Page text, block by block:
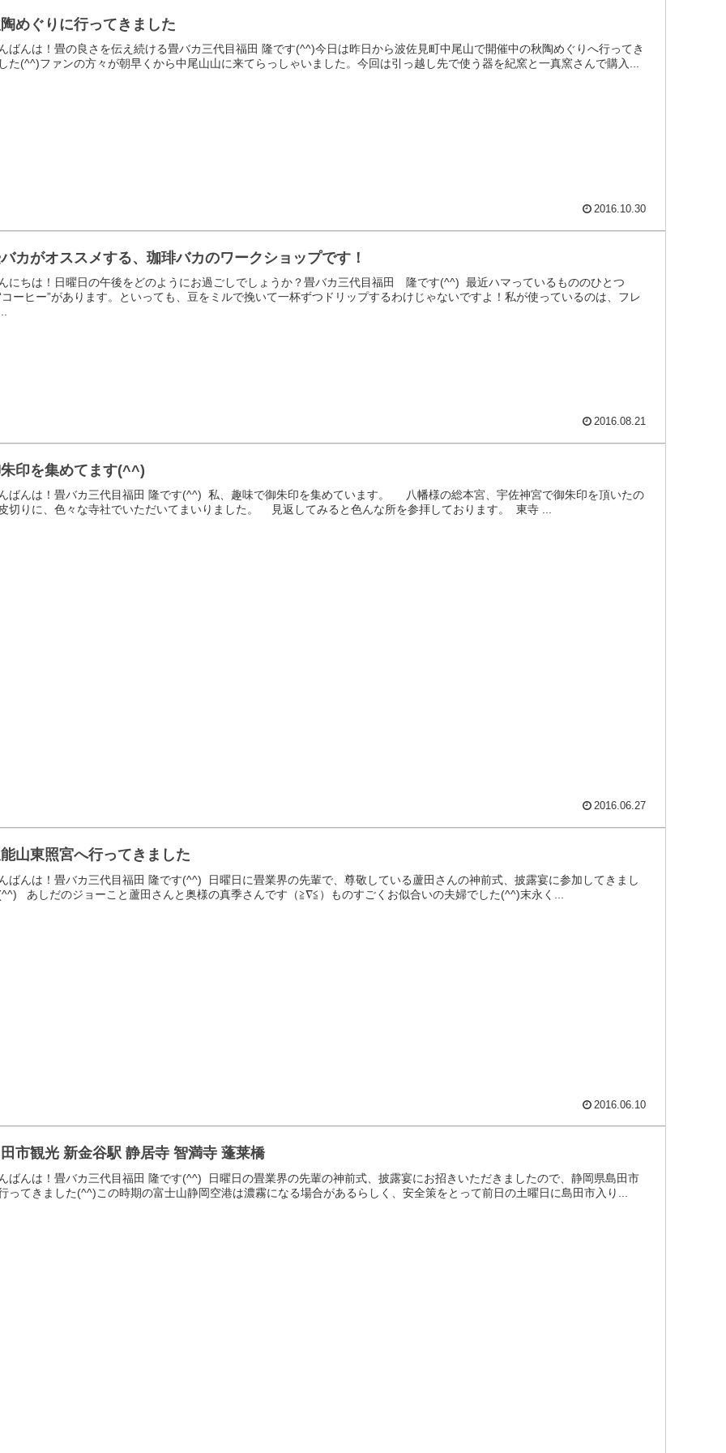
めぐりに行ってきました
ばんは！畳の良さを伝え続ける畳バカ三代目福田 隆です(^^)今日は昨日から波佐見町中尾山で開催中の秋陶めぐりへ行ってき
た(^^)ファンの方々が朝早くから中尾山山に来てらっしゃいました。今回は引っ越し先で使う器を紀窯と一真窯さんで購入...
2016.10.30
カがオススメする、珈琲バカのワークショップです！
にちは！日曜日の午後をどのようにお過ごしでしょうか？畳バカ三代目福田 隆です(^^) 最近ハマっているもののひとつ
コーヒー”があります。といっても、豆をミルで挽いて一杯ずつドリップするわけじゃないですよ！私が使っているのは、フレ
2016.08.21
印を集めてます(^^)
ばんは！畳バカ三代目福田 隆です(^^) 私、趣味で御朱印を集めています。 八幡様の総本宮、宇佐神宮で御朱印を頂いたの
切りに、色々な寺社でいただいてまいりました。 見返してみると色んな所を参拝しております。 東寺 ...
2016.06.27
山東照宮へ行ってきました
ばんは！畳バカ三代目福田 隆です(^^) 日曜日に畳業界の先輩で、尊敬している蘆田さんの神前式、披露宴に参加してきまし
あしだのジョーこと蘆田さんと奥様の真季さんです（≧∇≦）ものすごくお似合いの夫婦でした(^^)末永く...
2016.06.10
市観光 新金谷駅 静居寺 智満寺 蓬莱橋
ばんは！畳バカ三代目福田 隆です(^^) 日曜日の畳業界の先輩の神前式、披露宴にお招きいただきましたので、静岡県島田市
ってきました(^^)この時期の富士山静岡空港は濃霧になる場合があるらしく、安全策をとって前日の土曜日に島田市入り...